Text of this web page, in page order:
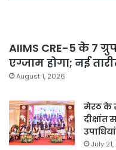
AIIMS CRE-5 के 7 ग्रुप
एग्जाम होगा; नई
August 1, 2026
मेरठ के
दीक्षांत
उपाधियां
July